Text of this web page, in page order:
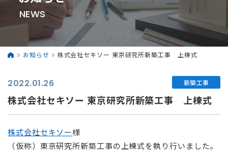
NEWS
お知らせ 株式会社セキソー 東京研究所新築工事 上棟式
2022.01.26 新築工事
株式会社セキソー 東京研究所新築工事 上棟式
株式会社セキソー様
（仮称）東京研究所新築工事の上棟式を執り行いました。